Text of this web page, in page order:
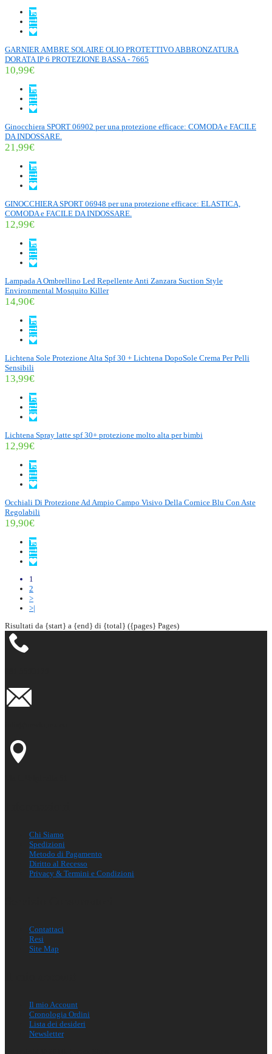
GARNIER AMBRE SOLAIRE OLIO PROTETTIVO ABBRONZATURA
DORATA IP 6 PROTEZIONE BASSA - 7665
10,99€
Ginocchiera SPORT 06902 per una protezione efficace: COMODA e FACILE
DA INDOSSARE.
21,99€
GINOCCHIERA SPORT 06948 per una protezione efficace: ELASTICA,
COMODA e FACILE DA INDOSSARE.
12,99€
Lampada A Ombrellino Led Repellente Anti Zanzara Suction Style
Environmental Mosquito Killer
14,90€
Lichtena Sole Protezione Alta Spf 30 + Lichtena DopoSole Crema Per Pelli
Sensibili
13,99€
Lichtena Spray latte spf 30+ protezione molto alta per bimbi
12,99€
Occhiali Di Protezione Ad Ampio Campo Visivo Della Cornice Blu Con Aste
Regolabili
19,90€
1
2
>
>|
Risultati da {start} a {end} di {total} ({pages} Pages)
Chi Siamo
Spedizioni
Metodo di Pagamento
Diritto al Recesso
Privacy & Termini e Condizioni
Contattaci
Resi
Site Map
Il mio Account
Cronologia Ordini
Lista dei desideri
Newsletter